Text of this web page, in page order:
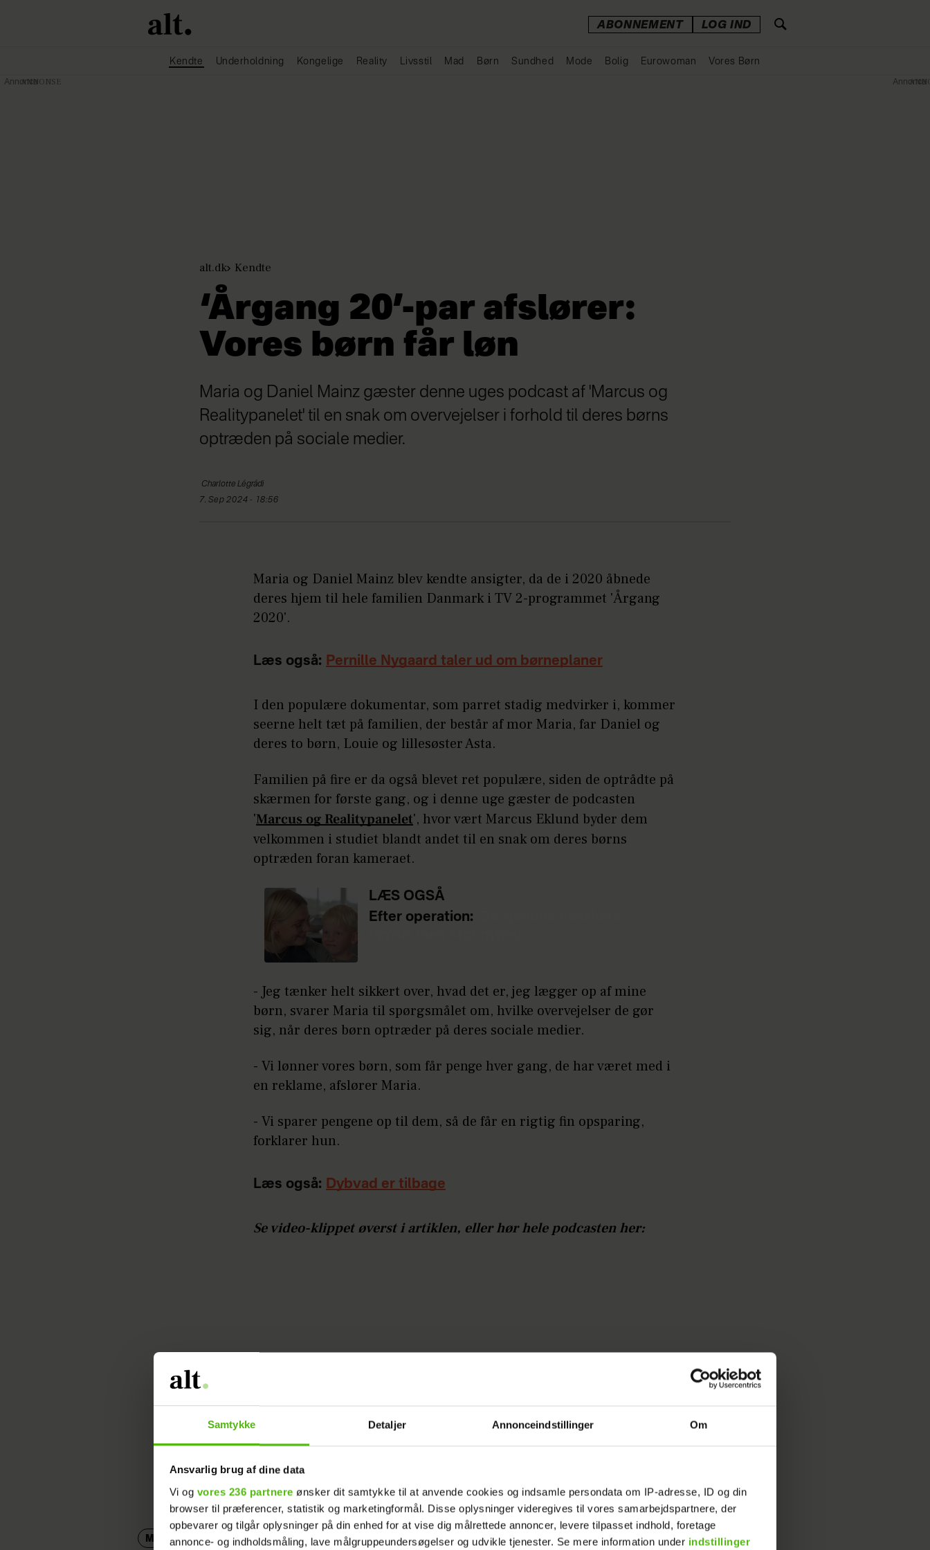
Samtykke Detaljer Annonceindstillinger Om
Ansvarlig brug af dine data
Vi og vores 236 partnere ønsker dit samtykke til at anvende cookies og indsamle persondata om IP-adresse, ID og din
browser til præferencer, statistik og marketingformål. Disse oplysninger videregives til vores samarbejdspartnere, der
opbevarer og tilgår oplysninger på din enhed for at vise dig målrettede annoncer, levere tilpasset indhold, foretage
annonce- og indholdsmåling, lave målgruppeundersøgelser og udvikle tjenester. Se mere information under indstillinger
ABONNEMENT LOG IND
Kendte Underholdning Kongelige Reality Livsstil Mad Børn Sundhed Mode Bolig Eurowoman Vores Børn
alt.dk Kendte
‘Årgang 20’-par afslører:
Vores børn får løn
Maria og Daniel Mainz gæster denne uges podcast af 'Marcus og
Realitypanelet' til en snak om overvejelser i forhold til deres børns
optræden på sociale medier.
Charlotte Légrádi
7. Sep 2024 - 18:56
Maria og Daniel Mainz blev kendte ansigter, da de i 2020 åbnede
deres hjem til hele familien Danmark i TV 2-programmet 'Årgang
2020'.
Læs også: Pernille Nygaard taler ud om børneplaner
I den populære dokumentar, som parret stadig medvirker i, kommer
seerne helt tæt på familien, der består af mor Maria, far Daniel og
deres to børn, Louie og lillesøster Asta.
Familien på fire er da også blevet ret populære, siden de optrådte på
skærmen for første gang, og i denne uge gæster de podcasten
'Marcus og Realitypanelet', hvor vært Marcus Eklund byder dem
velkommen i studiet blandt andet til en snak om deres børns
optræden foran kameraet.
LÆS OGSÅ
Efter operation:
- Jeg tænker helt sikkert over, hvad det er, jeg lægger op af mine
børn, svarer Maria til spørgsmålet om, hvilke overvejelser de gør
sig, når deres børn optræder på deres sociale medier.
- Vi lønner vores børn, som får penge hver gang, de har været med i
en reklame, afslører Maria.
- Vi sparer pengene op til dem, så de får en rigtig fin opsparing,
forklarer hun.
Læs også: Dybvad er tilbage
Se video-klippet øverst i artiklen, eller hør hele podcasten her:
MARCUS OG REALITYPANELET KENDTE MARIA MAINZ
Annonce Annonce